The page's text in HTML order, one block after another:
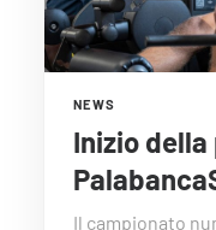
NEWS
Inizio
Il campionato